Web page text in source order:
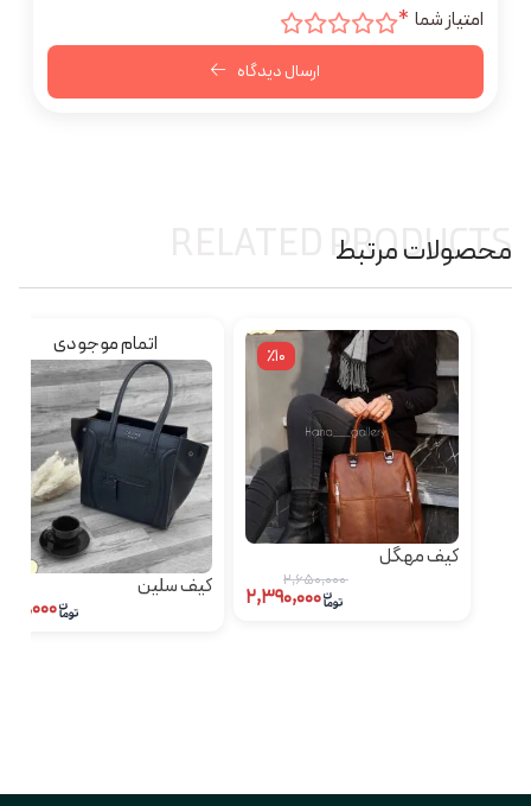
امتیاز شما *
ارسال دیدگاه
محصولات مرتبط
RELATED PRODUCTS
٪10
کیف مهگل
۲,۶۵۰,۰۰۰
اتمام موجودی
کیف سلین